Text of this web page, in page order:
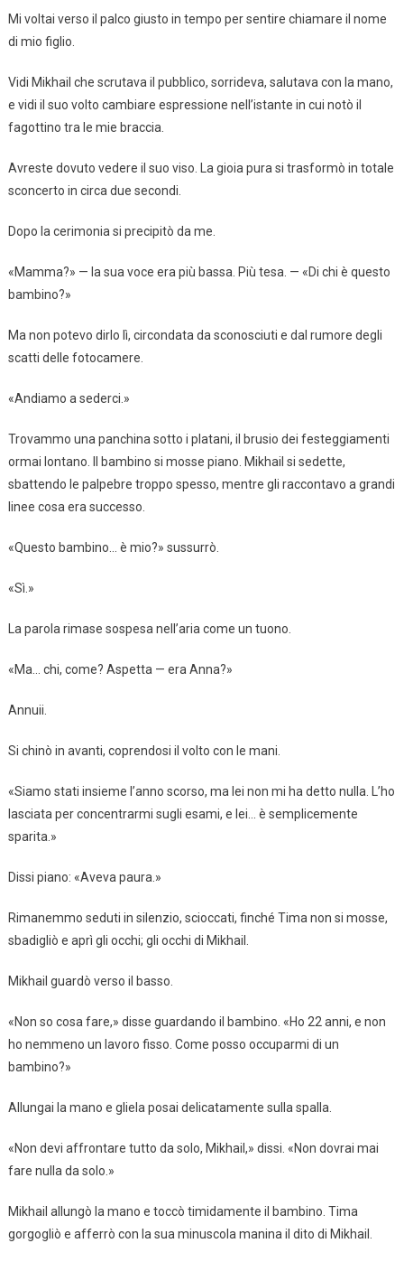
Mi voltai verso il palco giusto in tempo per sentire chiamare il nome
di mio figlio.
Vidi Mikhail che scrutava il pubblico, sorrideva, salutava con la mano,
e vidi il suo volto cambiare espressione nell’istante in cui notò il
fagottino tra le mie braccia.
Avreste dovuto vedere il suo viso. La gioia pura si trasformò in totale
sconcerto in circa due secondi.
Dopo la cerimonia si precipitò da me.
«Mamma?» — la sua voce era più bassa. Più tesa. — «Di chi è questo
bambino?»
Ma non potevo dirlo lì, circondata da sconosciuti e dal rumore degli
scatti delle fotocamere.
«Andiamo a sederci.»
Trovammo una panchina sotto i platani, il brusio dei festeggiamenti
ormai lontano. Il bambino si mosse piano. Mikhail si sedette,
sbattendo le palpebre troppo spesso, mentre gli raccontavo a grandi
linee cosa era successo.
«Questo bambino… è mio?» sussurrò.
«Sì.»
La parola rimase sospesa nell’aria come un tuono.
«Ma… chi, come? Aspetta — era Anna?»
Annuii.
Si chinò in avanti, coprendosi il volto con le mani.
«Siamo stati insieme l’anno scorso, ma lei non mi ha detto nulla. L’ho
lasciata per concentrarmi sugli esami, e lei… è semplicemente
sparita.»
Dissi piano: «Aveva paura.»
Rimanemmo seduti in silenzio, scioccati, finché Tima non si mosse,
sbadigliò e aprì gli occhi; gli occhi di Mikhail.
Mikhail guardò verso il basso.
«Non so cosa fare,» disse guardando il bambino. «Ho 22 anni, e non
ho nemmeno un lavoro fisso. Come posso occuparmi di un
bambino?»
Allungai la mano e gliela posai delicatamente sulla spalla.
«Non devi affrontare tutto da solo, Mikhail,» dissi. «Non dovrai mai
fare nulla da solo.»
Mikhail allungò la mano e toccò timidamente il bambino. Tima
gorgogliò e afferrò con la sua minuscola manina il dito di Mikhail.